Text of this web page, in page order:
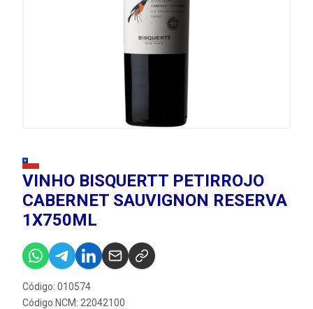
VINHO BISQUERTT PETIRROJO
CABERNET SAUVIGNON RESERVA
1X750ML
Código: 010574
Código NCM: 22042100